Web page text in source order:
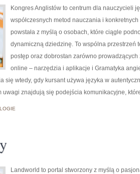
Kongres Anglistów to centrum dla nauczycieli
współczesnych metod nauczania i
powstała z myślą o osobach, które ciągle
dynamiczną dziedzinę. To wspólna
postęp oraz dobrostan zarówno
online – narzędzia i aplikacje i Gramatyka
się wtedy, gdy kursant używa języka w
uwagi znajdują się podejścia komunikacyjne,
Landworld to portal stworzony z myślą o